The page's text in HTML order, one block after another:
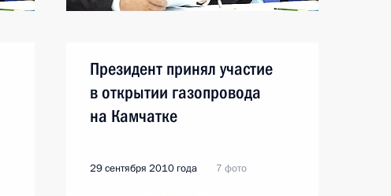
Президент принял участие
в открытии газопровода
на Камчатке
29 сентября 2010 года 7 фото